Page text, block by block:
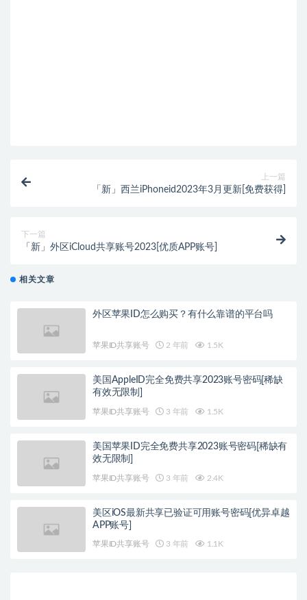
上一篇
「新」西兰iPhoneid2023年3月更新[免费获得]
下一篇
「新」外区iCloud共享账号2023[优质APP账号]
相关文章
外区苹果ID怎么购买？有什么靠谱的平台吗
苹果ID共享账号 2 年前 1.5K
美国AppleID完全免费共享2023账号密码[稀缺
有效无限制]
苹果ID共享账号 3 年前 1.5K
美国苹果ID完全免费共享2023账号密码[稀缺有
效无限制]
苹果ID共享账号 3 年前 2.4K
美区iOS最新共享已验证可用账号密码[优异卓越
APP账号]
苹果ID共享账号 3 年前 1.1K